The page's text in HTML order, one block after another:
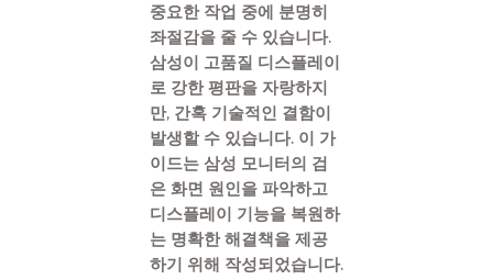
중요한 작업 중에 분명히
좌절감을 줄 수 있습니다.
삼성이 고품질 디스플레이
로 강한 평판을 자랑하지
만, 간혹 기술적인 결함이
발생할 수 있습니다. 이 가
이드는 삼성 모니터의 검
은 화면 원인을 파악하고
디스플레이 기능을 복원하
는 명확한 해결책을 제공
하기 위해 작성되었습니다.